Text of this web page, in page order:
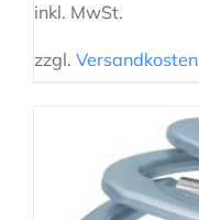
inkl. MwSt.
zzgl. Versandkosten